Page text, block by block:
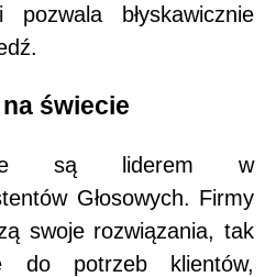
błyskawicznie
świecie
są liderem w
Głosowych. Firmy
swoje rozwiązania, tak
do potrzeb klientów,